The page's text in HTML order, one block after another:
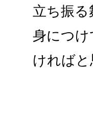
立ち振る
身につ
ければと